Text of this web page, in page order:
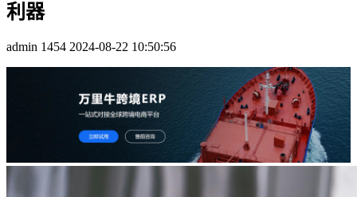
利器
admin 1454 2024-08-22 10:50:56